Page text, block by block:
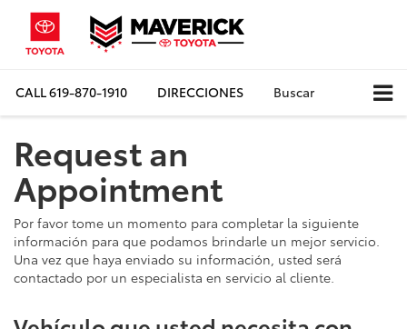
CALL619-870-1910 DIRECCIONES Buscar
Request an
Appointment
Por favor tome un momento para completar la siguiente
información para que podamos brindarle un mejor servicio.
Una vez que haya enviado su información, usted será
contactado por un especialista en servicio al cliente.